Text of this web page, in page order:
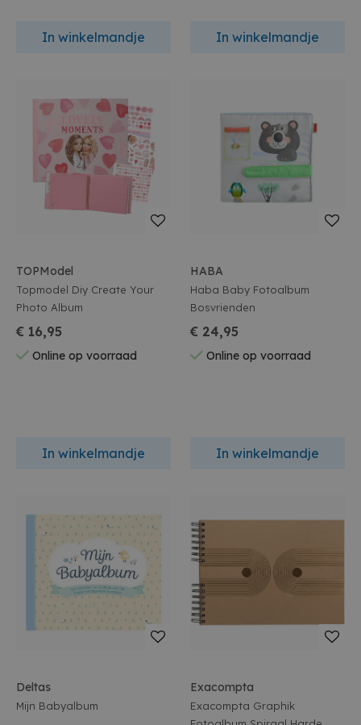
In winkelmandje In winkelmandje
TOPModel
Topmodel Diy Create Your
Photo Album
€ 16,95
Online op voorraad
In winkelmandje
HABA
Haba Baby Fotoalbum
Bosvrienden
€ 24,95
Online op voorraad
In winkelmandje
Deltas
Mijn Babyalbum
Exacompta
Exacompta Graphik